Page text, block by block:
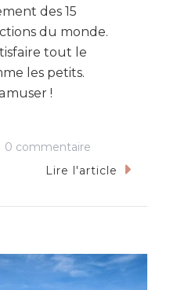
des 15
du monde.
tout le
les petits.
!
0 commentaire
Les
d’Attractions
Lire l'article